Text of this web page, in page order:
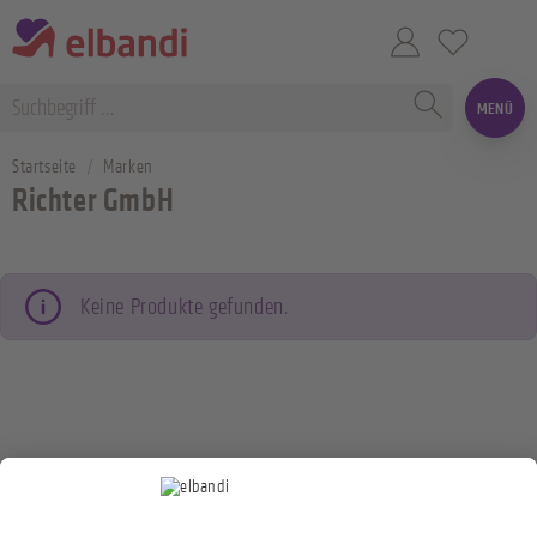
MENÜ
Startseite Marken
Richter GmbH
Keine Produkte gefunden.